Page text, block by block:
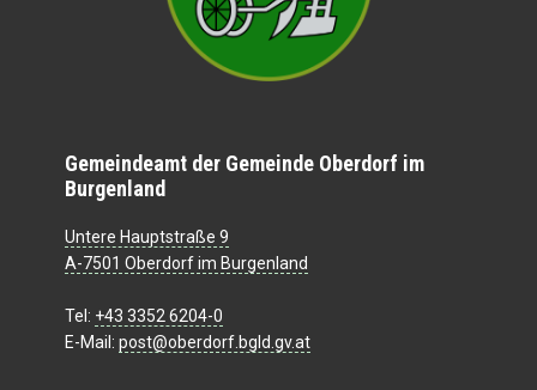
Gemeindeamt der Gemeinde Oberdorf im
Burgenland
Untere Hauptstraße 9
A-7501 Oberdorf im Burgenland
Tel: +43 3352 6204-0
E-Mail: post@oberdorf.bgld.gv.at